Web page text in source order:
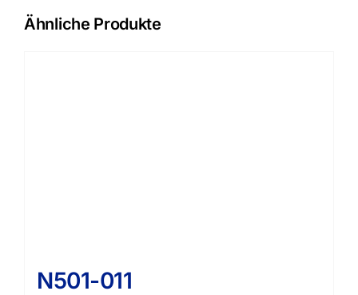
Ähnliche Produkte
N501-011